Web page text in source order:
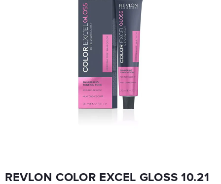
Matrix SoColor.Beauty SCB Cream Developer Oxidant 10 Vol 3% 1L
279 kr 237,15 kr
REVLON COLOR EXCEL GLOSS 10.21